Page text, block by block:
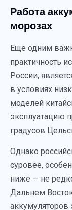
Работа
морозах
Еще одним
практичность
России,
в условиях
моделей
эксплуатацию
градусов
Однако
суровее,
ниже — не
Дальнем